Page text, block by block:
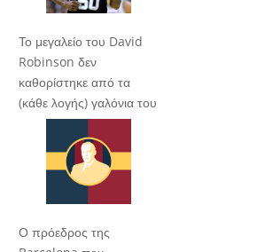
Το μεγαλείο του David
Robinson δεν
καθορίστηκε από τα
(κάθε λογής) γαλόνια του
Ο πρόεδρος της